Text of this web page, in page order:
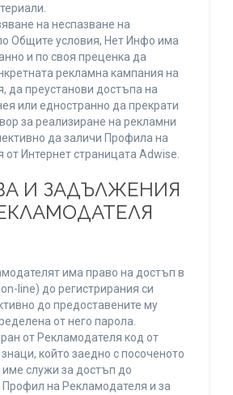
на неспазване на
Общите условия, Нет Инфо има
и по своя преценка да
рекламна кампания на
да преустанови достъпа на
или едностранно да прекрати
за реализиране на рекламни
да заличи Профила на
от Интернет страницата Adwise.
И ЗАДЪЛЖЕНИЯ
има право на достъп в
line) до регистрирания си
до предоставените му
от него парола.
от Рекламодателя код от
който заедно с посоченото
име служи за достъп до
Профил на Рекламодателя и за